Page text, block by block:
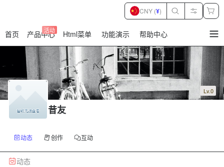
首页 产品中心
活动 Html菜单 功能演示 帮助中心
CNY (¥)
Lv.0
昔友
动态 创作 互动
动态